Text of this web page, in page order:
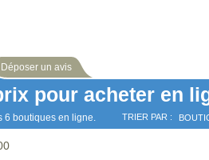
Déposer un avis
pour acheter en
6 boutiques en ligne. TRIER PAR :